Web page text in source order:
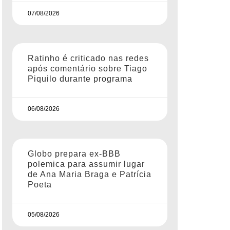
07/08/2026
Ratinho é criticado nas redes
após comentário sobre Tiago
Piquilo durante programa
06/08/2026
Globo prepara ex-BBB
polemica para assumir lugar
de Ana Maria Braga e Patrícia
Poeta
05/08/2026